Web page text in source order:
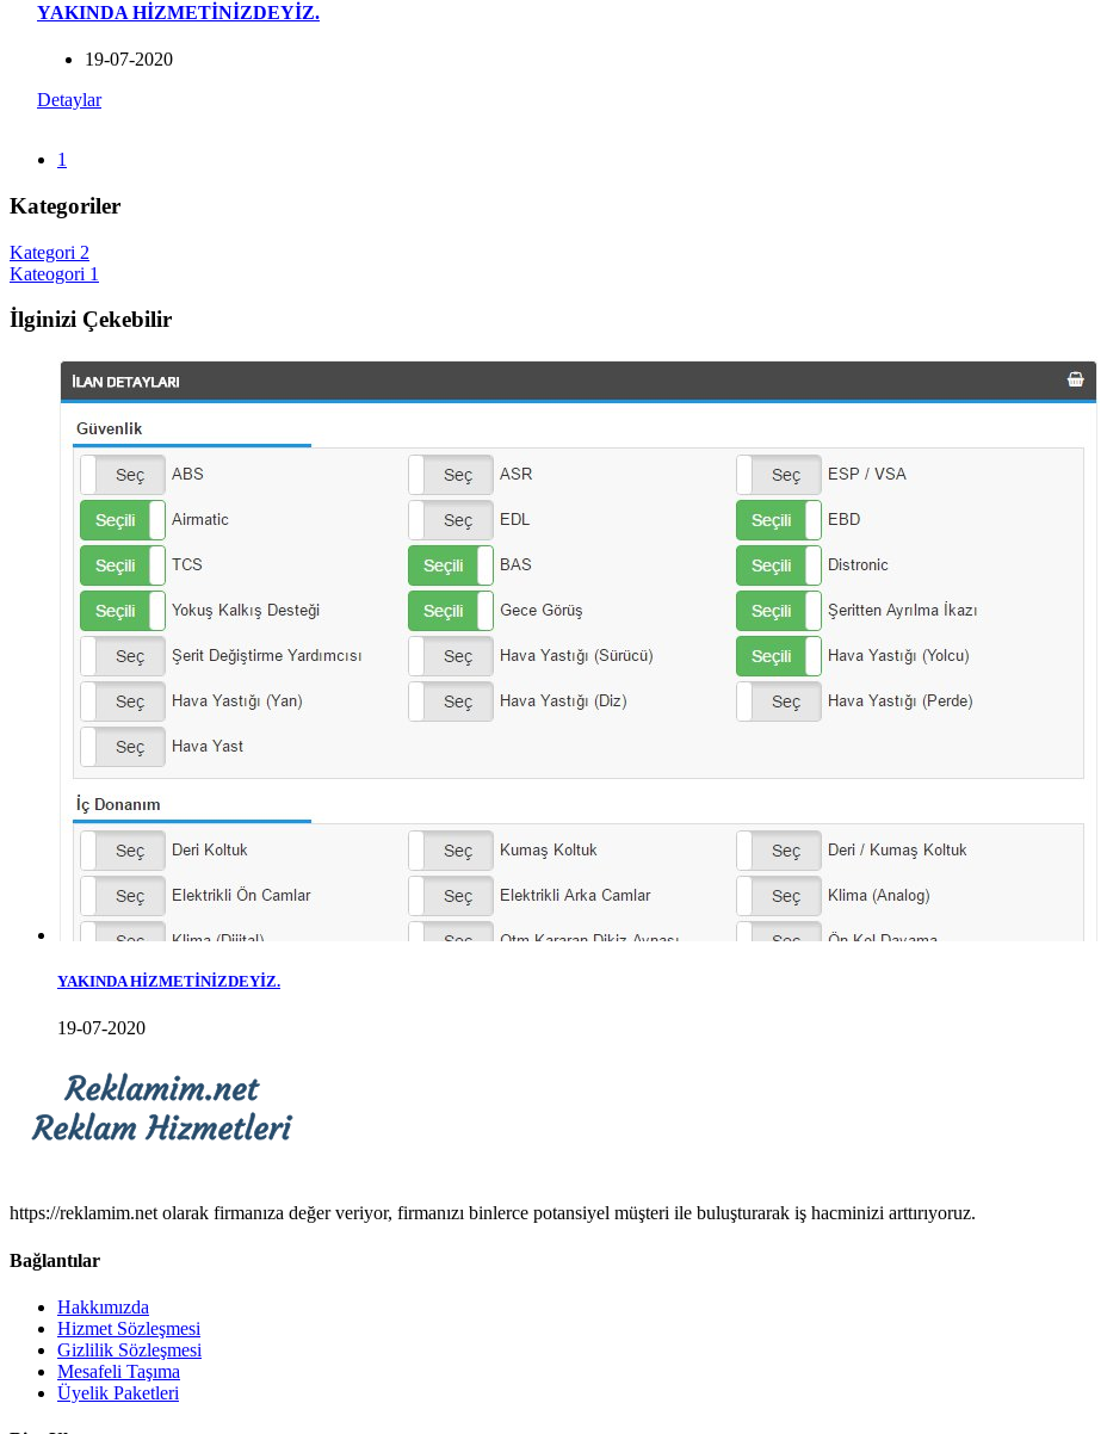
YAKINDA HİZMETİNİZDEYİZ.
19-07-2020
Detaylar
1
Kategoriler
Kategori 2
Kateogori 1
İlginizi Çekebilir
YAKINDA HİZMETİNİZDEYİZ.
19-07-2020
https://reklamim.net olarak firmanıza değer veriyor, firmanızı binlerce potansiyel müşteri ile buluşturarak iş hacminizi arttırıyoruz.
Bağlantılar
Hakkımızda
Hizmet Sözleşmesi
Gizlilik Sözleşmesi
Mesafeli Taşıma
Üyelik Paketleri